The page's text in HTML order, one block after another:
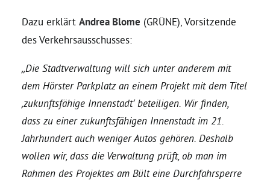
Delegierte
Grüne im Rathaus
Ratsfraktion
Ratsmitglieder 2025 – 2030
Ratsanträge
Dazu erklärt Andrea Blome (GRÜNE), Vorsitzende
des Verkehrsausschusses:
„Die Stadtverwaltung will sich unter anderem mit
dem Hörster Parkplatz an einem Projekt mit dem Titel
‚zukunftsfähige Innenstadt‘ beteiligen. Wir finden,
dass zu einer zukunftsfähigen Innenstadt im 21.
Jahrhundert auch weniger Autos gehören. Deshalb
wollen wir, dass die Verwaltung prüft, ob man im
Rahmen des Projektes am Bült eine Durchfahrsperre